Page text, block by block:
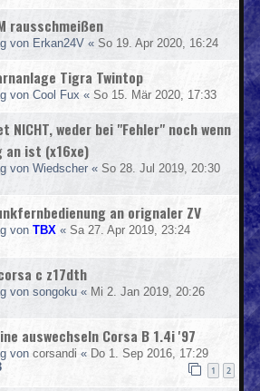
rausschmeißen
von Erkan24V « So 19. Apr 2020, 16:24
Tigra Twintop
von Cool Fux « So 15. Mär 2020, 17:33
NICHT, weder bei "Fehler" noch wenn
an ist (x16xe)
von Wiedscher « So 28. Jul 2019, 20:30
an orignaler ZV
von TBX « Sa 27. Apr 2019, 23:24
c z17dth
von songoku « Mi 2. Jan 2019, 20:26
auswechseln Corsa B 1.4i '97
von corsandi « Do 1. Sep 2016, 17:29
1 2